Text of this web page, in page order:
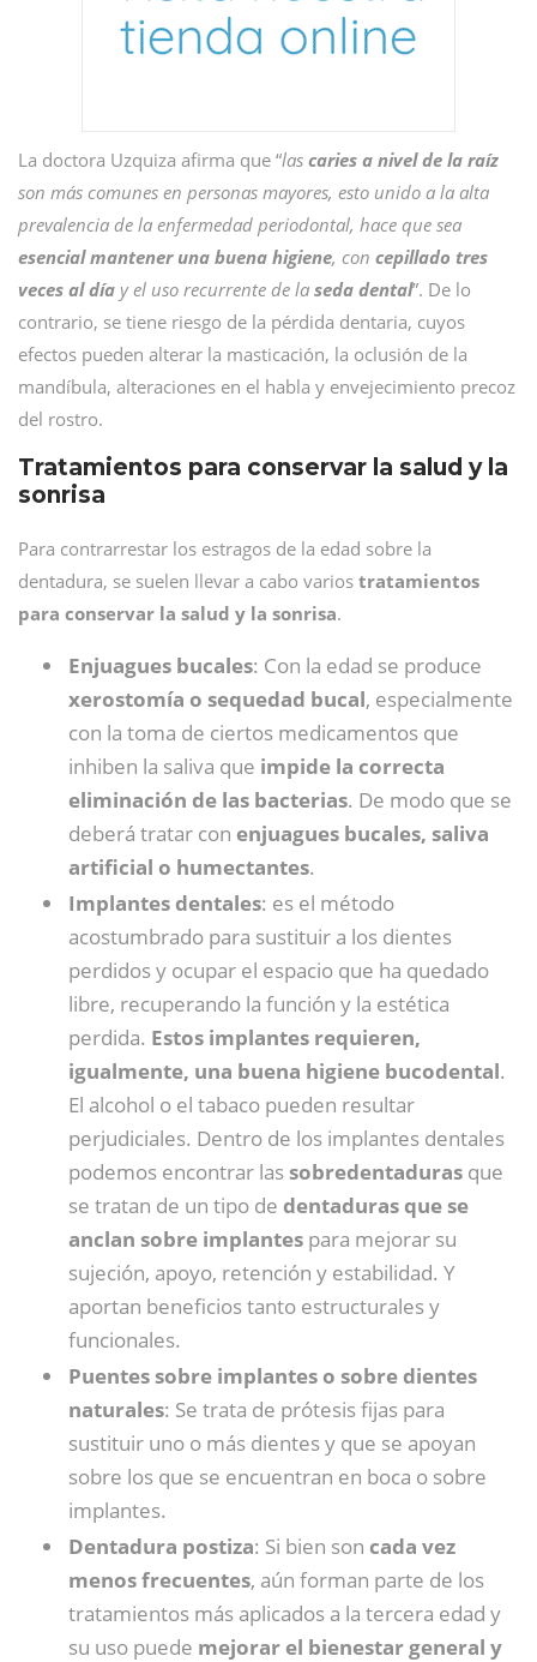
La doctora Uzquiza afirma que “las caries a nivel de la raíz
son más comunes en personas mayores, esto unido a la alta
prevalencia de la enfermedad periodontal, hace que sea
esencial mantener una buena higiene, con cepillado tres
veces al día y el uso recurrente de la seda dental”. De lo
contrario, se tiene riesgo de la pérdida dentaria, cuyos
efectos pueden alterar la masticación, la oclusión de la
mandíbula, alteraciones en el habla y envejecimiento precoz
del rostro.
Tratamientos para conservar la salud y la
sonrisa
Para contrarrestar los estragos de la edad sobre la
dentadura, se suelen llevar a cabo varios tratamientos
para conservar la salud y la sonrisa.
Enjuagues bucales: Con la edad se produce
xerostomía o sequedad bucal, especialmente
con la toma de ciertos medicamentos que
inhiben la saliva que impide la correcta
eliminación de las bacterias. De modo que se
deberá tratar con enjuagues bucales, saliva
artificial o humectantes.
Implantes dentales: es el método
acostumbrado para sustituir a los dientes
perdidos y ocupar el espacio que ha quedado
libre, recuperando la función y la estética
perdida. Estos implantes requieren,
igualmente, una buena higiene bucodental.
El alcohol o el tabaco pueden resultar
perjudiciales. Dentro de los implantes dentales
podemos encontrar lassobredentaduras que
se tratan de un tipo de dentaduras que se
anclan sobre implantes para mejorar su
sujeción, apoyo, retención y estabilidad. Y
aportan beneficios tanto estructurales y
funcionales.
Puentes sobre implantes o sobre dientes
naturales: Se trata de prótesis fijas para
sustituir uno o más dientes y que se apoyan
sobre los que se encuentran en boca o sobre
implantes.
Dentadura postiza: Si bien son cada vez
menos frecuentes, aún forman parte de los
tratamientos más aplicados a la tercera edad y
su uso puede mejorar el bienestar general y